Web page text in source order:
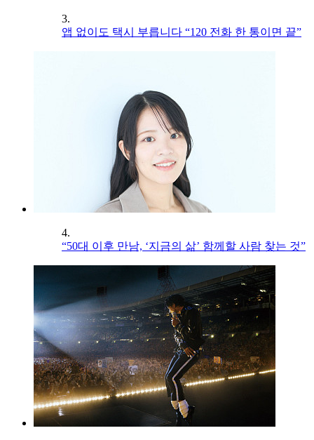
3.
앱 없이도 택시 부릅니다 “120 전화 한 통이면 끝”
4.
“50대 이후 만남, ‘지금의 삶’ 함께할 사람 찾는 것”